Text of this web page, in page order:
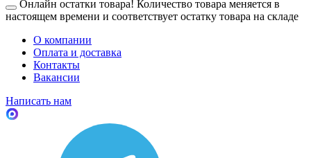
Онлайн остатки товара! Количество товара меняется в
настоящем времени и соответствует остатку товара на складе
О компании
Оплата и доставка
Контакты
Вакансии
Написать нам